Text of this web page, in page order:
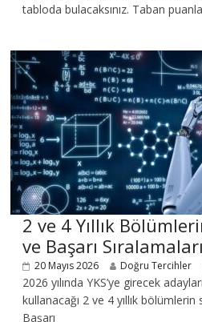
tabloda bulacaksınız. Taban
2 ve 4 Yıllık
ve Başarı
20 Mayıs 2026 Doğru Tercihler
2026 yılında YKS’ye girecek
kullanacağı 2 ve 4 yıllık
Başarı